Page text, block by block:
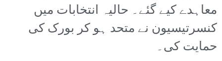
معاہدے کیے گئے۔ حالیہ انتخابات میں
کنسرتیسیون نے متحد ہو کر بورک کی
حمایت کی۔